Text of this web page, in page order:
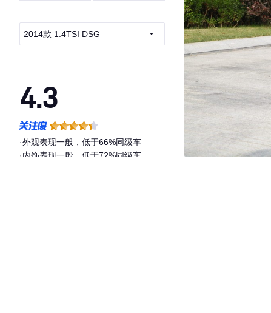
2014款 1.4TSI DSG
4.3
·外观表现一般，低于66%同级车
·内饰表现一般，低于72%同级车